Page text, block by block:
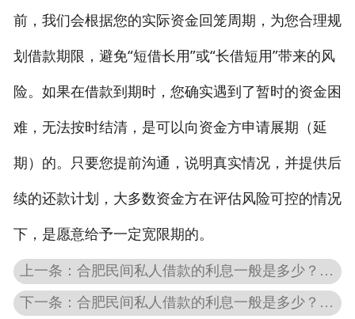
前，我们会根据您的实际资金回笼周期，为您合理规
划借款期限，避免“短借长用”或“长借短用”带来的风
险。如果在借款到期时，您确实遇到了暂时的资金困
难，无法按时结清，是可以向资金方申请展期（延
期）的。只要您提前沟通，说明真实情况，并提供后
续的还款计划，大多数资金方在评估风险可控的情况
下，是愿意给予一定宽限期的。
上一条：合肥民间私人借款的利息一般是多少？会不会遇到高利贷？
下一条：合肥民间私人借款的利息一般是多少？会不会遇到高利贷？